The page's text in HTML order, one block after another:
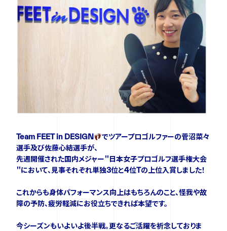
FOLLOW US
Team FEET in DESIGN
でツアープロゴルファーの菅沼菜々
選手及び佐藤心結選手が、
先週開催された国内メジャー＂日本女子プロゴルフ選手権大会
＂において、見事それぞれ単独3位と4位Tの上位入賞しました！
これからも身体パフォーマンス向上はもちろんのこと、怪我や故
障の予防、疲労軽減にお役立ちできれば本望です。
今シーズンもいよいよ後半戦。更なるご活躍を祈念しておりま